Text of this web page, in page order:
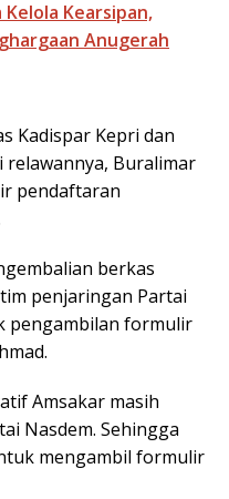
Kearsipan,
Anugerah
Kadispar Kepri dan
relawannya, Buralimar
pendaftaran
berkas
penjaringan Partai
pengambilan formulir
Amsakar masih
Nasdem. Sehingga
mengambil formulir